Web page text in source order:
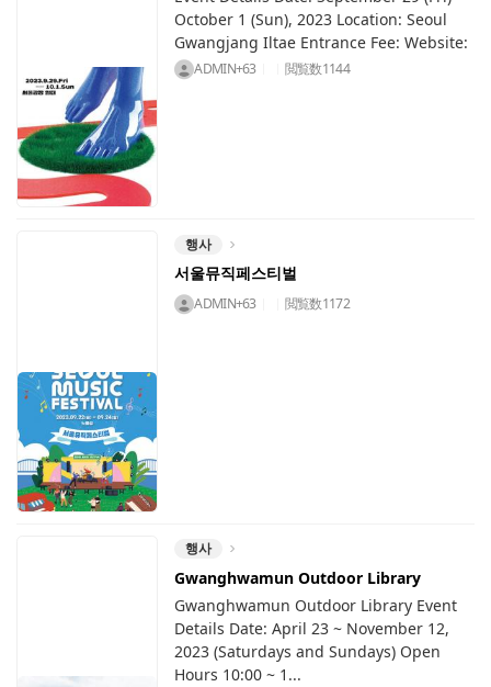
October 1 (Sun), 2023 Location: Seoul
Gwangjang Iltae Entrance Fee: Website:
ADMIN+63 閲覧数1144
행사
서울뮤직페스티벌
ADMIN+63 閲覧数1172
행사
Gwanghwamun Outdoor Library
Gwanghwamun Outdoor Library Event
Details Date: April 23 ~ November 12,
2023 (Saturdays and Sundays) Open
Hours 10:00 ~ 1...